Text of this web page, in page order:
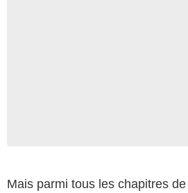
Mais parmi tous les chapitres